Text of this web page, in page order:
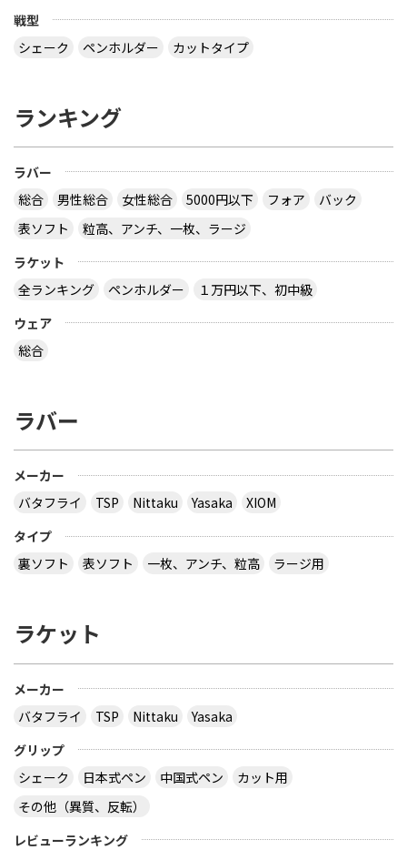
ラケットで フォア面に近い所に 厚い接着層を入れ
る想定をしたのでしょうか？
いケースもあり得ますよ。 ２枚合板、昔にあったセ
板だったか、４枚合板だったかは忘れましたが。
サイトを見る
http://table-tennis.ocnk.net/ こちらでユニフォー
おうと思っているのは Li-Ning リーニン 中国代表ユ
３月２８日～島根県で行われた全国中学選抜卓球大
会で販売されていた 背面に「loved table
tennis~」と書かれたデザインTシャツ どこで購入
多分大会Ｔシャツでしょう。 どこでも売ってないの
はサイズごとに売り切れになるので、 欲しい場合は
午前中に購入した方が良いでしょう。 県大会より上
で、出られなくても見に行くといいと思います。
virtual table tennisというアプリについてです。
サーブから回転(カーブなど)をかけるのってどうや
戦型
シェーク
ペンホルダー カットタイプ
ランキング
ラバー
総合
男性総合 女性総合 5000円以下 フォア
バック
表ソフト
粒高、アンチ、一枚、ラージ
ラケット
全ランキング
ペンホルダー
１万円以下、初中級
ウェア
総合
ラバー
メーカー
バタフライ
TSP Nittaku Yasaka
XIOM
タイプ
裏ソフト
表ソフト 一枚、アンチ、粒高 ラージ用
ラケット
メーカー
バタフライ
TSP Nittaku
Yasaka
グリップ
シェーク
日本式ペン 中国式ペン
カット用
その他（異質、反転）
レビューランキング